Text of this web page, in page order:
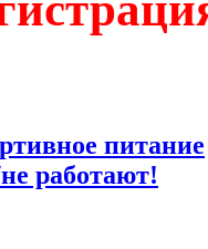
питание
работают!